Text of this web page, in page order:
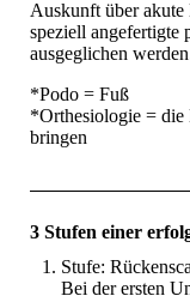
Auskunft über akute
speziell angefertigte
ausgeglichen
*Podo = Fuß
*Orthesiologie = die
bringen
3 Stufen einer
Stufe:
Bei der ersten